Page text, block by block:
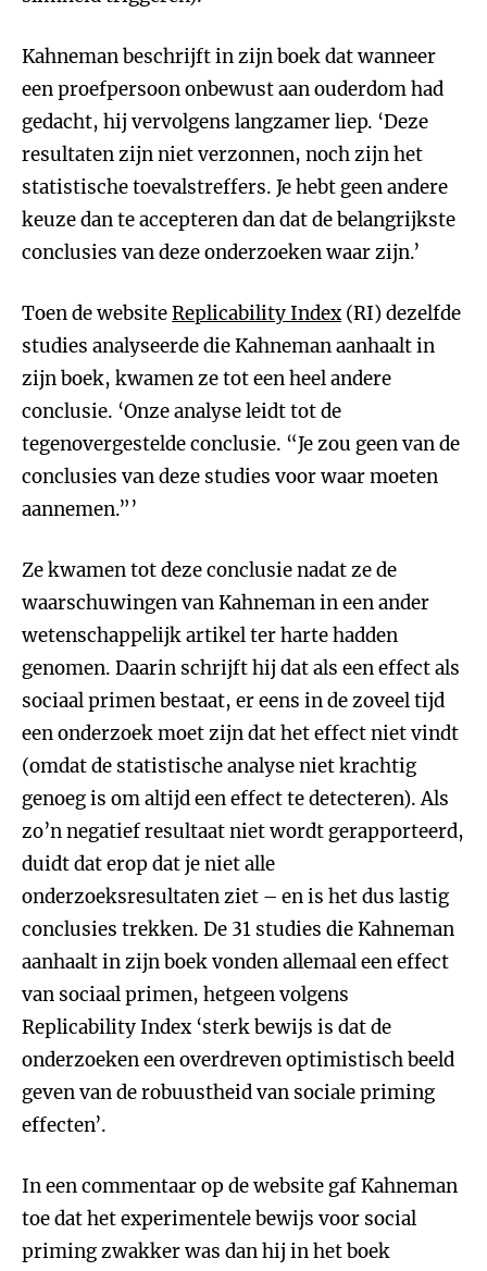
Kahneman beschrijft in zijn boek dat wanneer
een proefpersoon onbewust aan ouderdom had
gedacht, hij vervolgens langzamer liep. ‘Deze
resultaten zijn niet verzonnen, noch zijn het
statistische toevalstreffers. Je hebt geen andere
keuze dan te accepteren dan dat de belangrijkste
conclusies van deze onderzoeken waar zijn.’
Toen de websiteReplicability Index (RI) dezelfde
studies analyseerde die Kahneman aanhaalt in
zijn boek, kwamen ze tot een heel andere
conclusie. ‘Onze analyse leidt tot de
tegenovergestelde conclusie. “Je zou geen van de
conclusies van deze studies voor waar moeten
aannemen.”’
Ze kwamen tot deze conclusie nadat ze de
waarschuwingen van Kahneman in een ander
wetenschappelijk artikel ter harte hadden
genomen. Daarin schrijft hij dat als een effect als
sociaal primen bestaat, er eens in de zoveel tijd
een onderzoek moet zijn dat het effect niet vindt
(omdat de statistische analyse niet krachtig
genoeg is om altijd een effect te detecteren). Als
zo’n negatief resultaat niet wordt gerapporteerd,
duidt dat erop dat je niet alle
onderzoeksresultaten ziet – en is het dus lastig
conclusies trekken. De 31 studies die Kahneman
aanhaalt in zijn boek vonden allemaal een effect
van sociaal primen, hetgeen volgens
Replicability Index ‘sterk bewijs is dat de
onderzoeken een overdreven optimistisch beeld
geven van de robuustheid van sociale priming
effecten’.
In een commentaar op de website gaf Kahneman
toe dat het experimentele bewijs voor social
priming zwakker was dan hij in het boek